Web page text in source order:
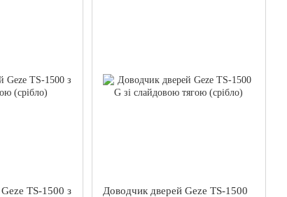
TS-1500 з
Доводчик дверей Geze TS-1500